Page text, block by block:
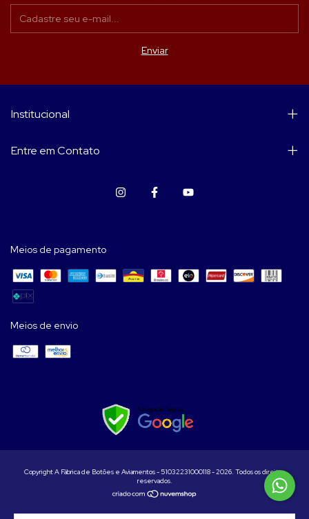
Institucional
Entre em Contato
Meios de pagamento
Meios de envio
Copyright A Fábrica de Botões e Aviamentos - 51032231000118 - 2026. Todos os direitos
reservados.